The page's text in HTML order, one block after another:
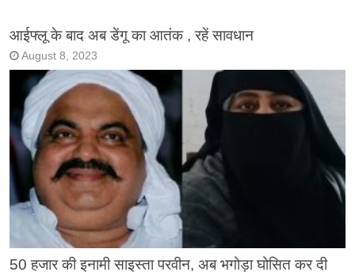
आईफ्लू के बाद अब डेंगू का आतंक , रहें सावधान
August 8, 2023
50 हजार की इनामी साइस्ता परवीन, अब भगोड़ा घोसित कर दी